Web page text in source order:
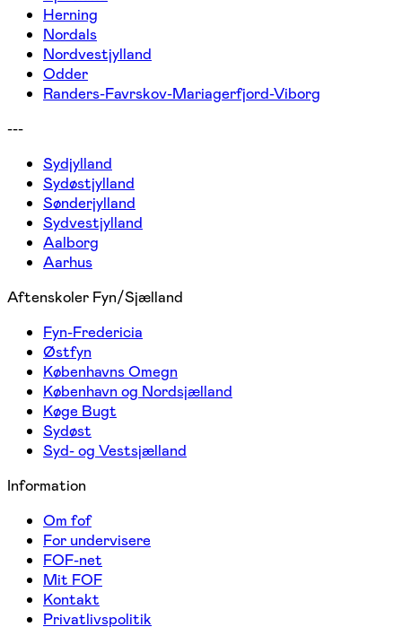
Herning
Nordals
Nordvestjylland
Odder
Randers-Favrskov-Mariagerfjord-Viborg
---
Sydjylland
Sydøstjylland
Sønderjylland
Sydvestjylland
Aalborg
Aarhus
Aftenskoler Fyn/Sjælland
Fyn-Fredericia
Østfyn
Københavns Omegn
København og Nordsjælland
Køge Bugt
Sydøst
Syd- og Vestsjælland
Information
Om fof
For undervisere
FOF-net
Mit FOF
Kontakt
Privatlivspolitik